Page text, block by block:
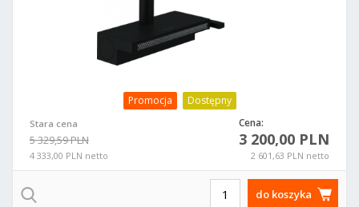
Promocja Dostępny
Stara cena
5 329,59 PLN
4 333,00 PLN netto
Cena:
3 200,00 PLN
2 601,63 PLN netto
do koszyka